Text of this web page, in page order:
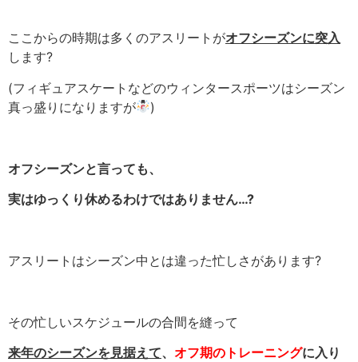
ここからの時期は多くのアスリートがオフシーズンに突入
します?
(フィギュアスケートなどのウィンタースポーツはシーズン
真っ盛りになりますが
)
オフシーズンと言っても、
実はゆっくり休めるわけではありません…?
アスリートはシーズン中とは違った忙しさがあります?
その忙しいスケジュールの合間を縫って
来年のシーズンを見据えて、 オフ期のトレーニングに入り